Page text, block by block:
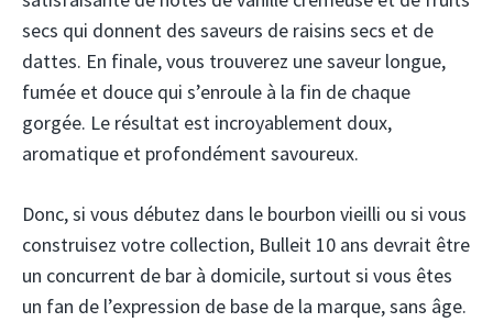
secs qui donnent des saveurs de raisins secs et de
dattes. En finale, vous trouverez une saveur longue,
fumée et douce qui s’enroule à la fin de chaque
gorgée. Le résultat est incroyablement doux,
aromatique et profondément savoureux.
Donc, si vous débutez dans le bourbon vieilli ou si vous
construisez votre collection, Bulleit 10 ans devrait être
un concurrent de bar à domicile, surtout si vous êtes
un fan de l’expression de base de la marque, sans âge.